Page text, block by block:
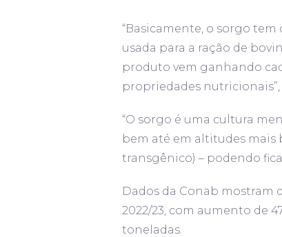
“Basicamente, o sorgo
usada para a ração de
produto vem ganhando
propriedades
“O sorgo é uma cultura
bem até em altitudes mais
transgênico) – podendo
Dados da Conab mostram
2022/23, com aumento de
toneladas.